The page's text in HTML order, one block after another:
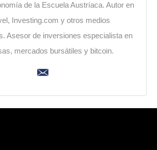
de la Escuela Austríaca. Autor en
Investing.com y otros medios
Asesor de inversiones especialista en
mercados bursátiles y bitcoin.